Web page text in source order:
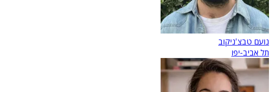
נועם טבצ'ניקוב
תל אביב-יפו